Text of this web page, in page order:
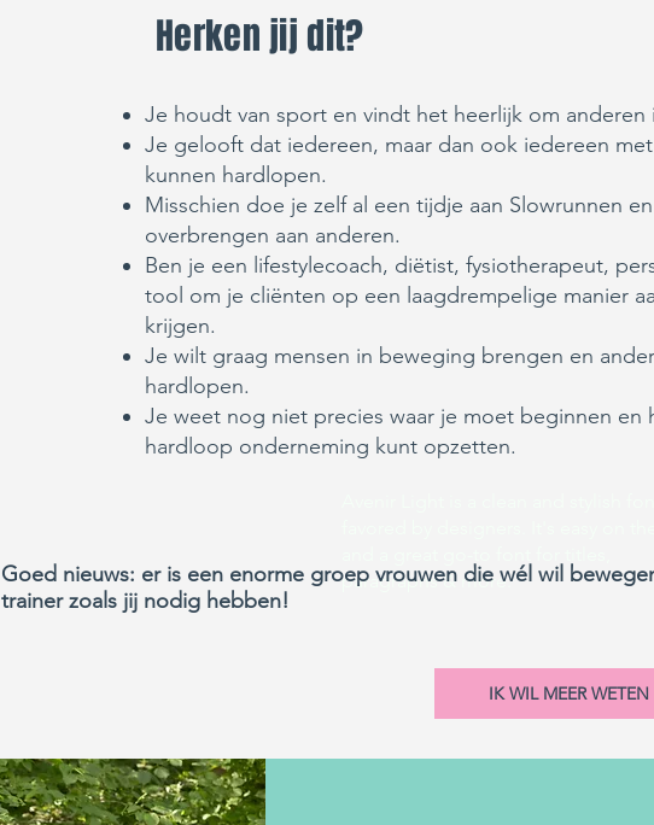
Herken jij dit?
Je houdt van sport en vindt het heerlijk om
Je gelooft dat iedereen, maar dan ook iedereen
kunnen hardlopen.
Misschien doe je zelf al een tijdje aan Slowrunnen
overbrengen aan anderen.
Ben je een lifestylecoach, diëtist, fysiotherapeut,
tool om je cliënten op een laagdrempelige manier
krijgen.
Je wilt graag mensen in beweging brengen en
hardlopen.
Je weet nog niet precies waar je moet beginnen en
hardloop onderneming kunt opzetten.
paragraphs & more.
Goed nieuws: er is een enorme groep vrouwen die wél wil
trainer zoals jij nodig hebben!
IK WIL MEER WETEN